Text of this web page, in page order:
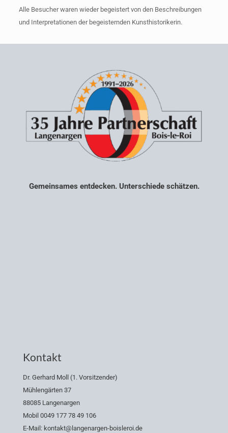
Alle Besucher waren wieder begeistert von den Beschreibungen
und Interpretationen der begeisternden Kunsthistorikerin.
Gemeinsames entdecken. Unterschiede schätzen.
Kontakt
Dr. Gerhard Moll (1. Vorsitzender)
Mühlengärten 37
88085 Langenargen
Mobil 0049 177 78 49 106
E-Mail: kontakt@langenargen-boisleroi.de